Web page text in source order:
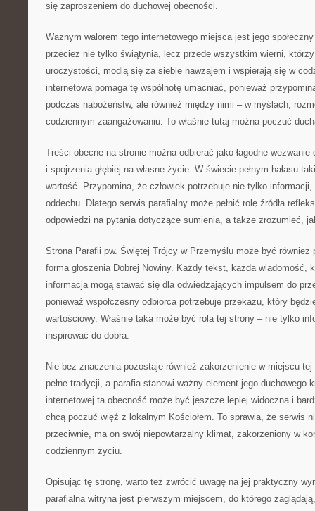
się zaproszeniem do duchowej obecności.
Ważnym walorem tego internetowego miejsca jest jego
przecież nie tylko świątynia, lecz przede wszystkim wierni,
uroczystości, modlą się za siebie nawzajem i wspierają się w
internetowa pomaga tę wspólnotę umacniać, ponieważ
podczas nabożeństw, ale również między nimi – w myślach,
codziennym zaangażowaniu. To właśnie tutaj można poczuć
Treści obecne na stronie można odbierać jako łagodne
i spojrzenia głębiej na własne życie. W świecie pełnym hałasu
wartość. Przypomina, że człowiek potrzebuje nie tylko
oddechu. Dlatego serwis parafialny może pełnić rolę źródła
odpowiedzi na pytania dotyczące sumienia, a także zrozumieć,
Strona Parafii pw. Świętej Trójcy w Przemyślu może być również
forma głoszenia Dobrej Nowiny. Każdy tekst, każda wiadomość,
informacja mogą stawać się dla odwiedzających impulsem do
ponieważ współczesny odbiorca potrzebuje przekazu, który
wartościowy. Właśnie taka może być rola tej strony – nie tylko
inspirować do dobra.
Nie bez znaczenia pozostaje również zakorzenienie w miejscu
pełne tradycji, a parafia stanowi ważny element jego duchowego
internetowej ta obecność może być jeszcze lepiej widoczna i
chcą poczuć więź z lokalnym Kościołem. To sprawia, że serwis
przeciwnie, ma on swój niepowtarzalny klimat, zakorzeniony w
codziennym życiu.
Opisując tę stronę, warto też zwrócić uwagę na jej praktyczny
parafialna witryna jest pierwszym miejscem, do którego